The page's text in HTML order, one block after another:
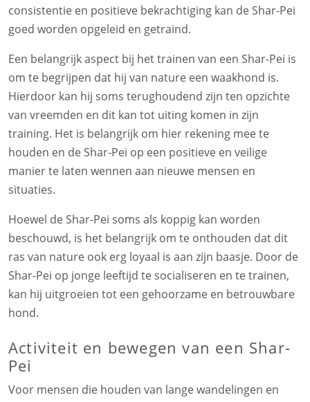
consistentie en positieve bekrachtiging kan de Shar-Pei
goed worden opgeleid en getraind.
Een belangrijk aspect bij het trainen van een Shar-Pei is
om te begrijpen dat hij van nature een waakhond is.
Hierdoor kan hij soms terughoudend zijn ten opzichte
van vreemden en dit kan tot uiting komen in zijn
training. Het is belangrijk om hier rekening mee te
houden en de Shar-Pei op een positieve en veilige
manier te laten wennen aan nieuwe mensen en
situaties.
Hoewel de Shar-Pei soms als koppig kan worden
beschouwd, is het belangrijk om te onthouden dat dit
ras van nature ook erg loyaal is aan zijn baasje. Door de
Shar-Pei op jonge leeftijd te socialiseren en te trainen,
kan hij uitgroeien tot een gehoorzame en betrouwbare
hond.
Activiteit en bewegen van een Shar-
Pei
Voor mensen die houden van lange wandelingen en